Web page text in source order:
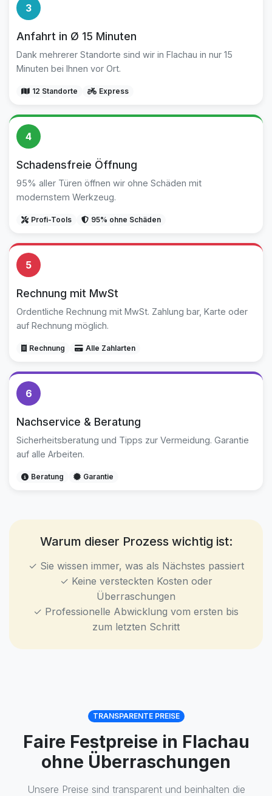
3
Anfahrt in Ø 15 Minuten
Dank mehrerer Standorte sind wir in Flachau in nur 15
Minuten bei Ihnen vor Ort.
12 Standorte Express
4
Schadensfreie Öffnung
95% aller Türen öffnen wir ohne Schäden mit
modernstem Werkzeug.
Profi-Tools 95% ohne Schäden
5
Rechnung mit MwSt
Ordentliche Rechnung mit MwSt. Zahlung bar, Karte oder
auf Rechnung möglich.
Rechnung Alle Zahlarten
6
Nachservice & Beratung
Sicherheitsberatung und Tipps zur Vermeidung. Garantie
auf alle Arbeiten.
Beratung Garantie
Warum dieser Prozess wichtig ist:
✓ Sie wissen immer, was als Nächstes passiert
✓ Keine versteckten Kosten oder
Überraschungen
✓ Professionelle Abwicklung vom ersten bis
zum letzten Schritt
TRANSPARENTE PREISE
Faire Festpreise in Flachau
ohne Überraschungen
Unsere Preise sind transparent und beinhalten die